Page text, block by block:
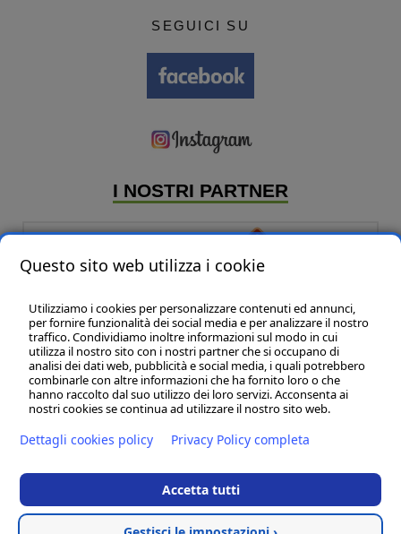
SEGUICI SU
I NOSTRI PARTNER
P & B Line sas - P.IVA:01320140435
Marche - Civitanova Marche (MC) - 62012 - Via L. Einaudi, 108 - int.27 - Tel:
(+39) 02 83417 246 -info@pbline.eu
Lazio - Roma (RM) - 00186 - Via Della Reginella, 10 - tel. (+39) 338 2792657
Toscana - Cortona (AR ) - 52044 - tel. + 39 335 59 888 66
Termini e condizioni
Cookies policy -Privacy policy
Questo sito web utilizza i cookie
Utilizziamo i cookies per personalizzare contenuti ed annunci,
per fornire funzionalità dei social media e per analizzare il nostro
traffico. Condividiamo inoltre informazioni sul modo in cui
utilizza il nostro sito con i nostri partner che si occupano di
analisi dei dati web, pubblicità e social media, i quali potrebbero
combinarle con altre informazioni che ha fornito loro o che
hanno raccolto dal suo utilizzo dei loro servizi. Acconsenta ai
nostri cookies se continua ad utilizzare il nostro sito web.
Dettagli cookies policy Privacy Policy completa
Accetta tutti